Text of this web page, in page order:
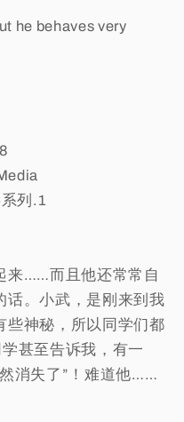
he behaves very
列.1
来……而且他还常常自
话。小武，是刚来到我
些神秘，所以同学们都
甚至告诉我，有一
消失了”！难道他……